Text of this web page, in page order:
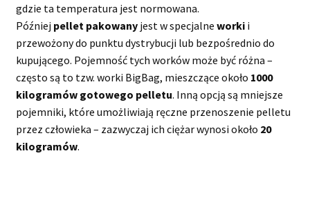
gdzie ta temperatura jest normowana.
Później pellet pakowanyjest w specjalne workii
przewożony do punktu dystrybucji lub bezpośrednio do
kupującego. Pojemność tych worków może być różna –
często są to tzw. worki BigBag, mieszczące około 1000
kilogramów gotowego pelletu. Inną opcją są mniejsze
pojemniki, które umożliwiają ręczne przenoszenie pelletu
przez człowieka – zazwyczaj ich ciężar wynosi około 20
kilogramów.